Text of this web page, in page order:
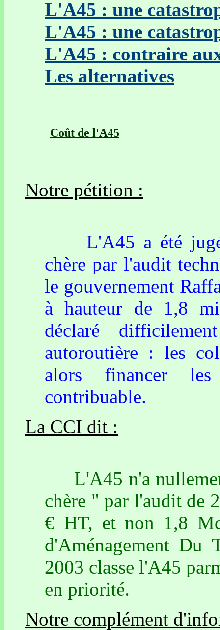
L'A45 : une
L'A45 : une
L'A45 : contraire
Les alternatives
Coût de l'A45
Notre pétition :
L'A45 a été jugée
chère par l'audit
le gouvernement
à hauteur de 1,8
déclaré
autoroutière : les
alors financer
contribuable.
La CCI dit :
L'A45 n'a
chère " par l'audit de
€ HT, et non 1,8
d'Aménagement
2003 classe l'A45
en priorité.
Notre complément